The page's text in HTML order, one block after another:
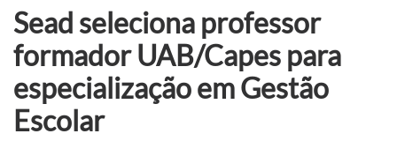
Sead seleciona professor
formador UAB/Capes para
especialização em Gestão
Escolar